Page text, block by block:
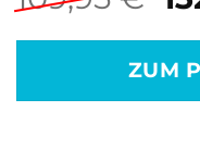
ZUM